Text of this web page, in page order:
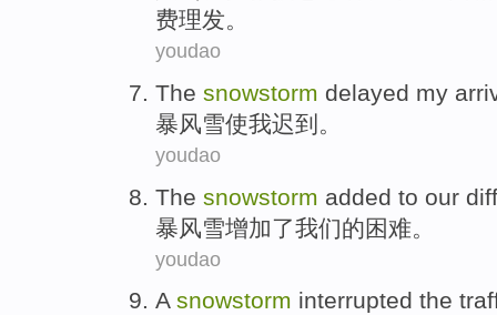
费理发。
youdao
The snowstorm delayed my
暴风雪使我迟到 。
youdao
The snowstorm added to our
暴风雪增加了我们的困难。
youdao
A snowstorm interrupted the